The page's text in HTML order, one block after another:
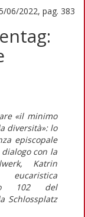
06/2022, pag. 383
«il minimo
diversità»: lo
episcopale
con la
Katrin
eucaristica
102 del
Schlossplatz